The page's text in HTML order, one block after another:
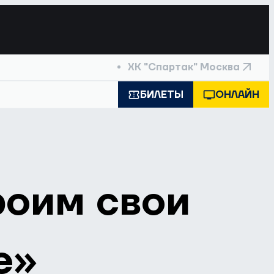
ХК "Спартак" Москва
БИЛЕТЫ ОНЛАЙН
свои